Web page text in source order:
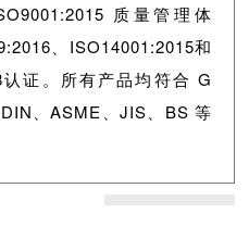
质量管理体
、ISO14001:2015和
认证。所有产品均符合 G
、ASME、JIS、BS 等